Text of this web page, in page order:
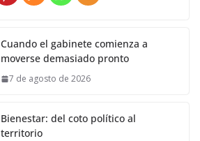
Cuando el gabinete comienza a
moverse demasiado pronto
7 de agosto de 2026
Bienestar: del coto político al
territorio